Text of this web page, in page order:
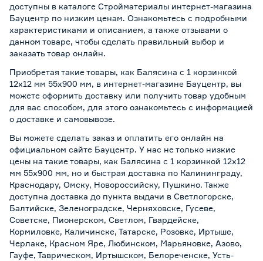
доступны в каталоге Стройматериалы интернет-магазина
Бауцентр по низким ценам. Ознакомьтесь с подробными
характеристиками и описанием, а также отзывами о
данном товаре, чтобы сделать правильный выбор и
заказать товар онлайн.
Приобретая такие товары, как Балясина с 1 корзинкой
12х12 мм 55х900 мм, в интернет-магазине Бауцентр, вы
можете оформить доставку или получить товар удобным
для вас способом, для этого ознакомьтесь с информацией
о доставке и самовывозе.
Вы можете сделать заказ и оплатить его онлайн на
официальном сайте Бауцентр. У нас не только низкие
цены на такие товары, как Балясина с 1 корзинкой 12х12
мм 55х900 мм, но и быстрая доставка по Калининграду,
Краснодару, Омску, Новороссийску, Пушкино. Также
доступна доставка до пункта выдачи в Светлогорске,
Балтийске, Зеленоградске, Черняховске, Гусеве,
Советске, Пионерском, Светлом, Гвардейске,
Кормиловке, Каличинске, Татарске, Розовке, Иртыше,
Черлаке, Красном Яре, Любинском, Марьяновке, Азово,
Гауфе, Таврическом, Иртышском, Белореченске, Усть-